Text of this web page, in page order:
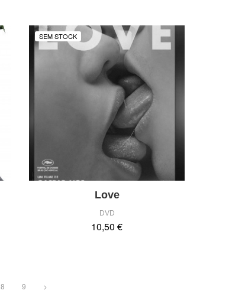
SEM STOCK
Love
DVD
10,50 €
8 9 >